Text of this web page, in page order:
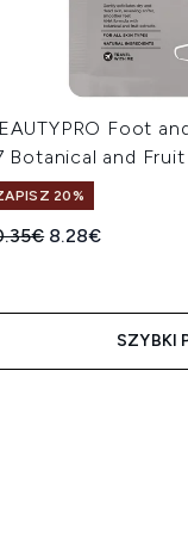
Foot
Botanical and
20%
cena
Aktualna cena:
8.28€
SZYBKI